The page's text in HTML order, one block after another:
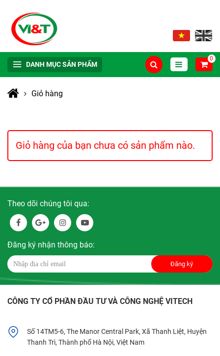
DANH MỤC SẢN PHẨM
0
Giỏ hàng
Giỏ hàng của bạn chưa có sản phẩm nào.
Theo dõi chúng tôi qua:
Đăng ký nhận thông báo:
Đăng ký
CÔNG TY CỔ PHẦN ĐẦU TƯ VÀ CÔNG NGHỆ VITECH
Số 14TM5-6, The Manor Central Park, Xã Thanh Liệt, Huyện
Thanh Trì, Thành phố Hà Nội, Việt Nam